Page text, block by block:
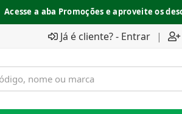
Acesse a aba Promoções e aproveite os
Já é cliente? - Entrar |